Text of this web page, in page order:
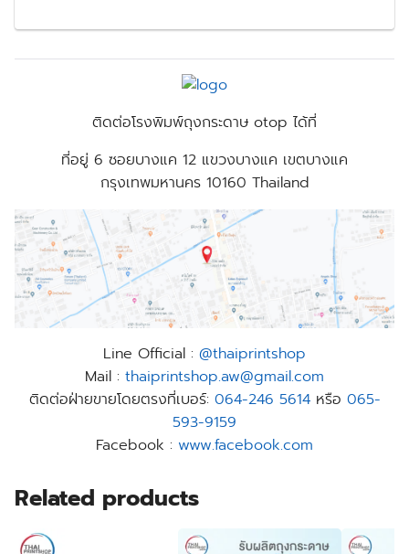
ติดต่อโรงพิมพ์ถุงกระดาษ otop ได้ที่
ที่อยู่ 6 ซอยบางแค 12 แขวงบางแค เขตบางแค
กรุงเทพมหานคร 10160 Thailand
Line Official : @thaiprintshop
Mail : thaiprintshop.aw@gmail.com
ติดต่อฝ่ายขายโดยตรงที่เบอร์: 064-246 5614หรือ 065-
593-9159
Facebook : www.facebook.com
Related products